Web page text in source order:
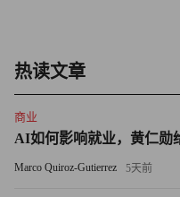
热读文章
商业
AI如何影响就业，黄仁勋
Marco Quiroz-Gutierrez 5天前